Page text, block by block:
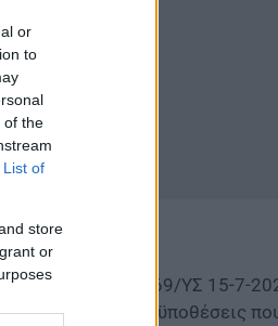
or
to
of the
List of
store
or
υπ. Αριθμ. 87169/ΥΣ 15-7-
οι προϋποθέσεις